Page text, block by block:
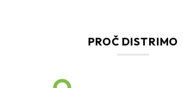
PROČ DISTRIMO